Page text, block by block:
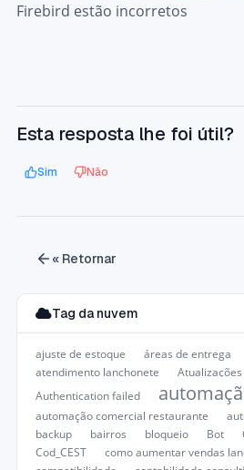
Firebird estão incorretos
Esta resposta lhe foi útil?
Sim Não
« Retornar
Tag da nuvem
ajuste de estoque áreas de entrega
atendimento lanchonete
Atualizações
Authentication failed
automação comercial restaurante
backup
bairros bloqueio Bot
Cod_CEST
como aumentar vendas